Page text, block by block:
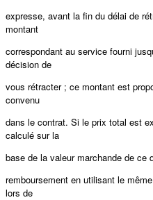
expresse, avant la fin du délai de
montant
correspondant au service fourni
décision de
vous rétracter ; ce montant est
convenu
dans le contrat. Si le prix total est
calculé sur la
base de la valeur marchande de ce
remboursement en utilisant le
lors de